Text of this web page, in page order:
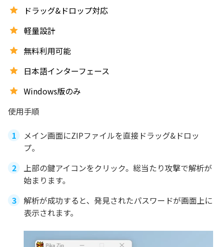
ドラッグ&ドロップ対応
軽量設計
無料利用可能
日本語インターフェース
Windows版のみ
使用手順
メイン画面にZIPファイルを直接ドラッグ&ドロッ
プ。
上部の鍵アイコンをクリック。総当たり攻撃で解析が
始まります。
解析が成功すると、発見されたパスワードが画面上に
表示されます。